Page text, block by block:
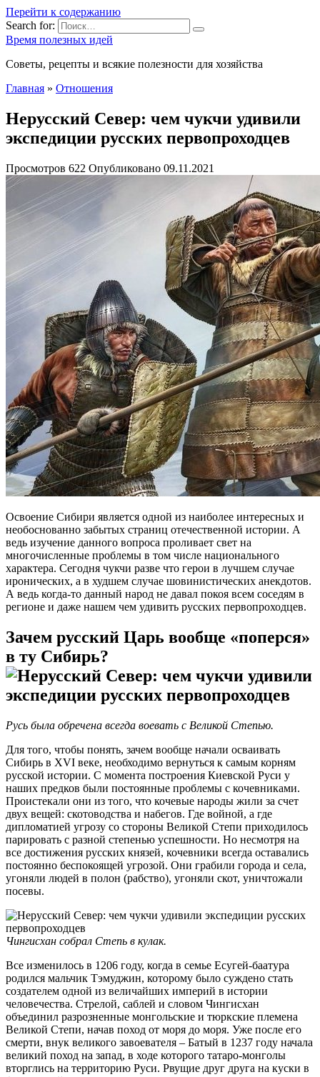
Перейти к содержанию
Search for:
Время полезных идей
Советы, рецепты и всякие полезности для хозяйства
Главная » Отношения
Нерусский Север: чем чукчи удивили
экспедиции русских первопроходцев
Просмотров 622 Опубликовано 09.11.2021
Освоение Сибири является одной из наиболее интересных и
необоснованно забытых страниц отечественной истории. А
ведь изучение данного вопроса проливает свет на
многочисленные проблемы в том числе национального
характера. Сегодня чукчи разве что герои в лучшем случае
иронических, а в худшем случае шовинистических анекдотов.
А ведь когда-то данный народ не давал покоя всем соседям в
регионе и даже нашем чем удивить русских первопроходцев.
Зачем русский Царь вообще «поперся»
в ту Сибирь?
Русь была обречена всегда воевать с Великой Степью.
Для того, чтобы понять, зачем вообще начали осваивать
Сибирь в XVI веке, необходимо вернуться к самым корням
русской истории. С момента построения Киевской Руси у
наших предков были постоянные проблемы с кочевниками.
Проистекали они из того, что кочевые народы жили за счет
двух вещей: скотоводства и набегов. Где войной, а где
дипломатией угрозу со стороны Великой Степи приходилось
парировать с разной степенью успешности. Но несмотря на
все достижения русских князей, кочевники всегда оставались
постоянно беспокоящей угрозой. Они грабили города и села,
угоняли людей в полон (рабство), угоняли скот, уничтожали
посевы.
Чингисхан собрал Степь в кулак.
Все изменилось в 1206 году, когда в семье Есугей-баатура
родился мальчик Тэмуджин, которому было суждено стать
создателем одной из величайших империй в истории
человечества. Стрелой, саблей и словом Чингисхан
объединил разрозненные монгольские и тюркские племена
Великой Степи, начав поход от моря до моря. Уже после его
смерти, внук великого завоевателя – Батый в 1237 году начала
великий поход на запад, в ходе которого татаро-монголы
вторглись на территорию Руси. Рвущие друг друга на куски в